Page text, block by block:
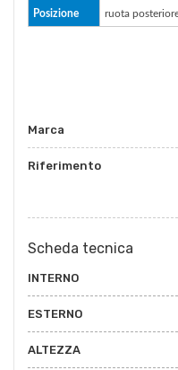
Posizione ruota
Marca
Riferimento
Scheda tecnica
INTERNO
ESTERNO
ALTEZZA